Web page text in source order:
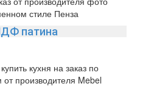
патина